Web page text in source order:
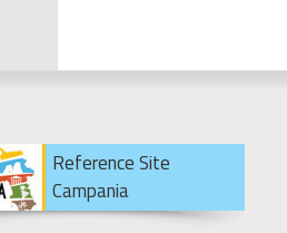
Reference Site
Campania